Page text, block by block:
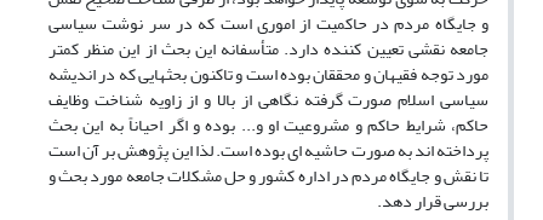
و جایگاه مردم در حاکمیت از اموری است که در سر نوشت سیاسی
جامعه نقشی تعیین کننده دارد. متأسفانه این بحث از این منظر کمتر
مورد توجه فقیهان و محققان بوده است و تاکنون بحثهایی که در اندیشه
سیاسی اسلام صورت گرفته نگاهی از بالا و از زاویه شناخت وظایف
حاکم، شرایط حاکم و مشروعیت او و... بوده و اگر احیاناً به این بحث
پرداخته اند به صورت حاشیه ای بوده است.لذا این پژوهش بر آن است
تا نقش و جایگاه مردم در اداره کشور و حل مشکلات جامعه مورد بحث و
بررسی قرار دهد.